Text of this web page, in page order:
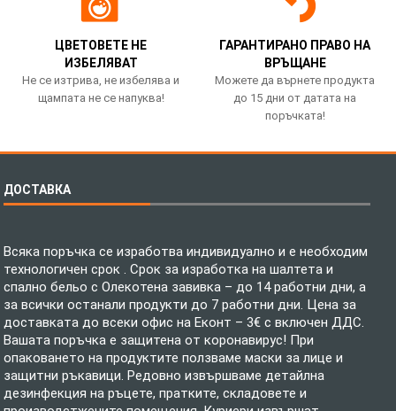
ЦВЕТОВЕТЕ НЕ
ИЗБЕЛЯВАТ
Не се изтрива, не избелява и
щампата не се напуква!
ГАРАНТИРАНО ПРАВО НА
ВРЪЩАНЕ
Можете да върнете продукта
до 15 дни от датата на
поръчката!
ДОСТАВКА
Всяка поръчка се изработва индивидуално и е необходим
технологичен срок . Срок за изработка на шалтета и
спално бельо с Олекотена завивка – до 14 работни дни, а
за всички останали продукти до 7 работни дни. Цена за
доставката до всеки офис на Еконт – 3€ с включен ДДС.
Вашата поръчка е защитена от коронавирус! При
опаковането на продуктите ползваме маски за лице и
защитни ръкавици. Редовно извършваме детайлна
дезинфекция на ръцете, пратките, складовете и